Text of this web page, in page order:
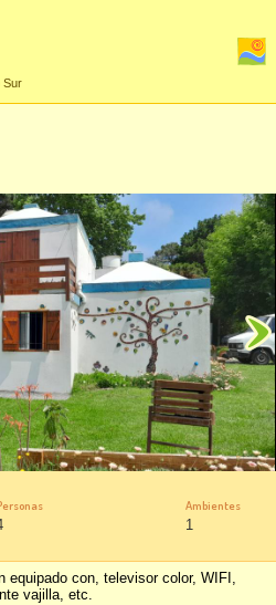
Sur
Ambientes
1
equipado con, televisor color, WIFI,
vajilla, etc.